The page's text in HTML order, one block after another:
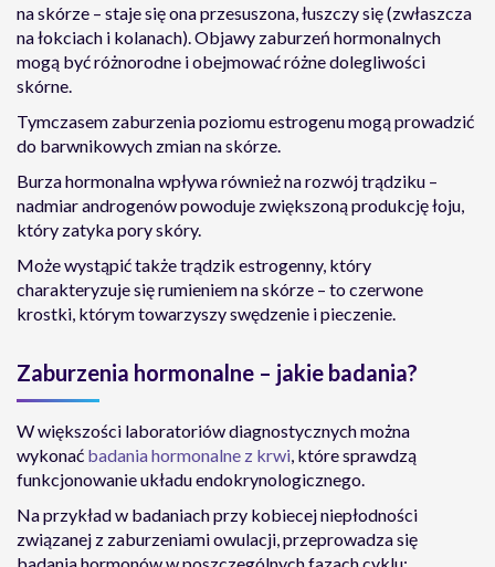
na skórze – staje się ona przesuszona, łuszczy się (zwłaszcza
na łokciach i kolanach). Objawy zaburzeń hormonalnych
mogą być różnorodne i obejmować różne dolegliwości
skórne.
Tymczasem zaburzenia poziomu estrogenu mogą prowadzić
do barwnikowych zmian na skórze.
Burza hormonalna wpływa również na rozwój trądziku –
nadmiar androgenów powoduje zwiększoną produkcję łoju,
który zatyka pory skóry.
Może wystąpić także trądzik estrogenny, który
charakteryzuje się rumieniem na skórze – to czerwone
krostki, którym towarzyszy swędzenie i pieczenie.
Zaburzenia hormonalne – jakie badania?
W większości laboratoriów diagnostycznych można
wykonać badania hormonalne z krwi, które sprawdzą
funkcjonowanie układu endokrynologicznego.
Na przykład w badaniach przy kobiecej niepłodności
związanej z zaburzeniami owulacji, przeprowadza się